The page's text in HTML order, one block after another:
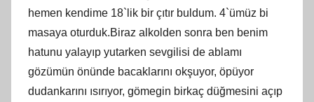
hemen kendime 18`lik bir çıtır buldum. 4`ümüz bi
masaya oturduk.Biraz alkolden sonra ben benim
hatunu yalayıp yutarken sevgilisi de ablamı
gözümün önünde bacaklarını okşuyor, öpüyor
dudankarını ısırıyor, gömegin birkaç düğmesini açıp